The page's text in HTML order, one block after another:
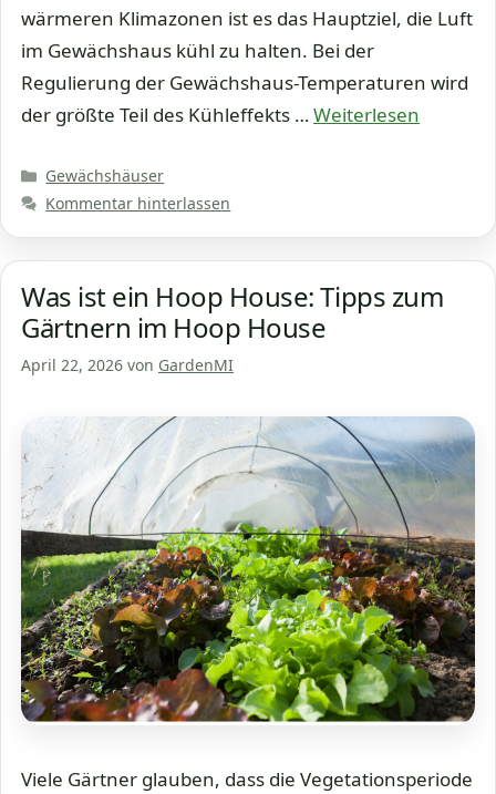
wärmeren Klimazonen ist es das Hauptziel, die Luft
im Gewächshaus kühl zu halten. Bei der
Regulierung der Gewächshaus-Temperaturen wird
der größte Teil des Kühleffekts …Weiterlesen
Kategorien
Gewächshäuser
Kommentar hinterlassen
Was ist ein Hoop House: Tipps zum
Gärtnern im Hoop House
April 22, 2026 von GardenMI
Viele Gärtner glauben, dass die Vegetationsperiode